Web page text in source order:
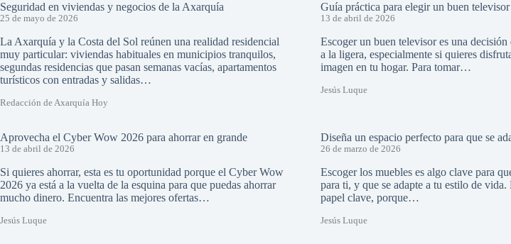
Seguridad en viviendas y negocios de la Axarquía
25 de mayo de 2026
La Axarquía y la Costa del Sol reúnen una realidad residencial
muy particular: viviendas habituales en municipios tranquilos,
segundas residencias que pasan semanas vacías, apartamentos
turísticos con entradas y salidas…
Redacción de Axarquía Hoy
Guía práctica para elegir un buen televisor
13 de abril de 2026
Escoger un buen televisor es una decisión
a la ligera, especialmente si quieres
imagen en tu hogar. Para tomar…
Jesús Luque
Aprovecha el Cyber Wow 2026 para ahorrar en grande
13 de abril de 2026
Si quieres ahorrar, esta es tu oportunidad porque el Cyber Wow
2026 ya está a la vuelta de la esquina para que puedas ahorrar
mucho dinero. Encuentra las mejores ofertas…
Jesús Luque
Diseña un espacio perfecto para que se
26 de marzo de 2026
Escoger los muebles es algo clave para
para ti, y que se adapte a tu estilo de
papel clave, porque…
Jesús Luque